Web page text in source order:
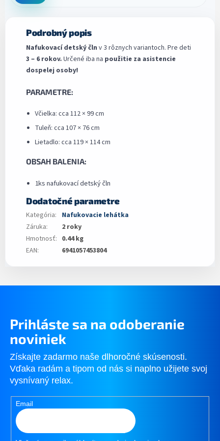
Podrobný popis
Nafukovací detský čln v 3 rôznych variantoch. Pre deti
3 – 6 rokov. Určené iba na použitie za asistencie
dospelej osoby!
PARAMETRE:
Včielka: cca 112 × 99 cm
Tuleň: cca 107 × 76 cm
Lietadlo: cca 119 × 114 cm
OBSAH BALENIA:
1ks nafukovací detský čln
Dodatočné parametre
Kategória:
Nafukovacie lehátka
Záruka:
2 roky
Hmotnosť: 0.44 kg
EAN: 6941057453804
Prihláste sa na odoberanie
noviniek
Získajte zadarmo naše dlhoročné skúsenosti.
Vďaka radám a tipom od nás si naplno užijete svoj
vysnívaný relax.
Email